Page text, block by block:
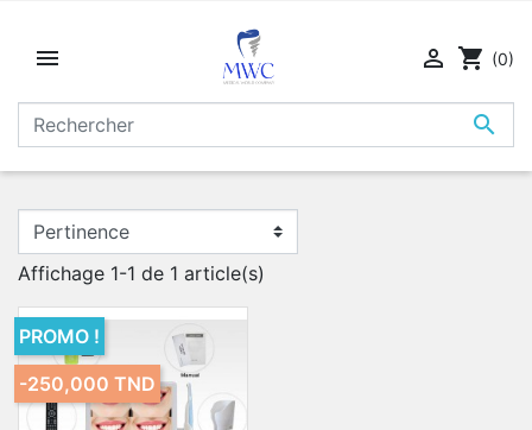


 shopping_cart (0)
Affichage 1-1 de 1 article(s)
PROMO !
-250,000 TND